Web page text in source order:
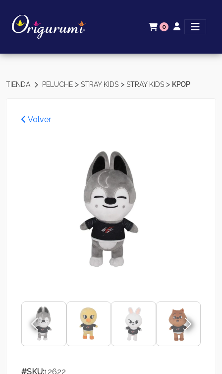
0
TIENDA PELUCHE > STRAY KIDS > STRAY KIDS > KPOP
Volver
#SKU:12622